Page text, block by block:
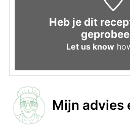
Heb je dit
Let us know
Mijn advies